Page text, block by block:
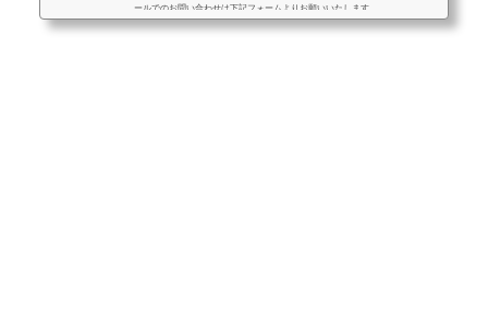
ールでのお問い合わせは下記フォームよりお願いいたします。